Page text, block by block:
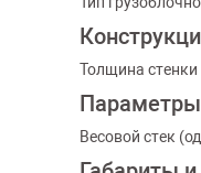
Толщина
Параметры
Весовой стек